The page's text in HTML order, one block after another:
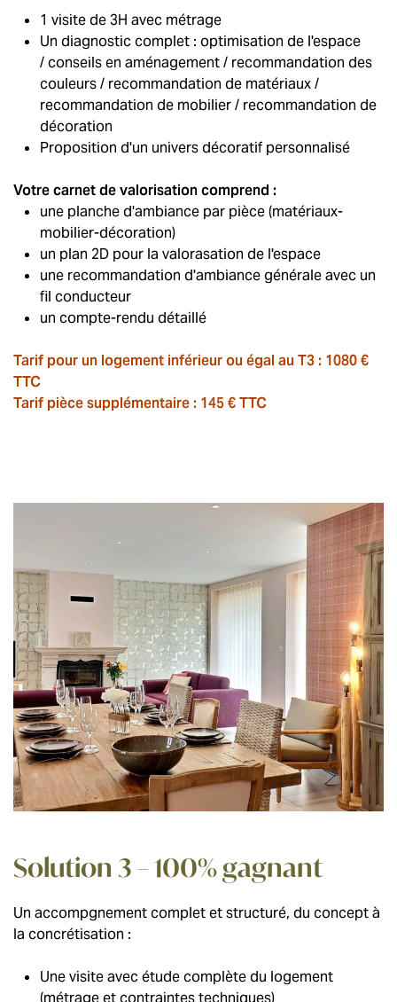
1 visite de 3H avec métrage
Un diagnostic complet : optimisation de l'espace
/ conseils en aménagement / recommandation des
couleurs / recommandation de matériaux /
recommandation de mobilier / recommandation de
décoration
Proposition d'un univers décoratif personnalisé
Votre carnet de valorisation comprend :
une planche d'ambiance par pièce (matériaux-
mobilier-décoration)
un plan 2D pour la valorasation de l'espace
une recommandation d'ambiance générale avec un
fil conducteur
un compte-rendu détaillé
Tarif pour un logement inférieur ou égal au T3 : 1080 €
TTC
Tarif pièce supplémentaire : 145 € TTC
Solution 3 – 100% gagnant
Un accompgnement complet et structuré, du concept à
la concrétisation :
Une visite avec étude complète du logement
(métrage et contraintes techniques)